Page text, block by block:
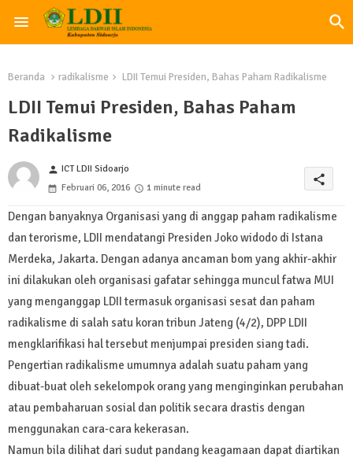
Beranda radikalisme LDII Temui Presiden, Bahas Paham Radikalisme
LDII Temui Presiden, Bahas Paham
Radikalisme
person ICT LDII Sidoarjo
Februari 06, 2016
1 minute read
share
Dengan banyaknya Organisasi yang di anggap paham radikalisme
dan terorisme, LDII mendatangi Presiden Joko widodo di Istana
Merdeka, Jakarta. Dengan adanya ancaman bom yang akhir-akhir
ini dilakukan oleh organisasi gafatar sehingga muncul fatwa MUI
yang menganggap LDII termasuk organisasi sesat dan paham
radikalisme di salah satu koran tribun Jateng (4/2), DPP LDII
mengklarifikasi hal tersebut menjumpai presiden siang tadi.
Pengertian radikalisme umumnya adalah suatu paham yang
dibuat-buat oleh sekelompok orang yang menginginkan perubahan
atau pembaharuan sosial dan politik secara drastis dengan
menggunakan cara-cara kekerasan.
Namun bila dilihat dari sudut pandang keagamaan dapat diartikan